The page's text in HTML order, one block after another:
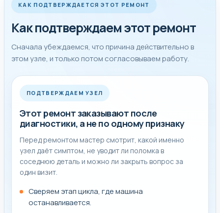
Уточняем модель, как проявляется поломка и можно
ли безопасно пользоваться техникой до выезда.
стоимость после диагностики и удобное время
выезда мастера.
После ремонта обязательно проверяем работу
техники под нагрузкой или на рабочем режиме.
От чего зависит срок и стоимость
На срок влияет доступ к узлу, состояние соседних
элементов и наличие детали под конкретную модель.
Поэтому мы не обещаем случайную замену вслепую, а
сначала подтверждаем неисправность на месте.
КАК ПОДТВЕРЖДАЕТСЯ ЭТОТ РЕМОНТ
Как подтверждаем этот ремонт
Сначала убеждаемся, что причина действительно в
этом узле, и только потом согласовываем работу.
ПОДТВЕРЖДАЕМ УЗЕЛ
Этот ремонт заказывают после
диагностики, а не по одному признаку
Перед ремонтом мастер смотрит, какой именно
узел даёт симптом, не уводит ли поломка в
соседнюю деталь и можно ли закрыть вопрос за
один визит.
Сверяем этап цикла, где машина
останавливается.